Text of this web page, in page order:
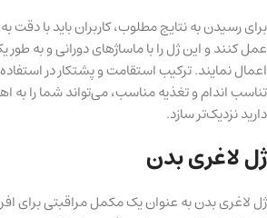
برای رسیدن به نتایج مطلوب، کاربران باید با
عمل کنند و این ژل را با ماساژهای دورانی و به
اعمال نمایند. ترکیب استقامت و پشتکار در
تناسب اندام و تغذیه مناسب، می‌تواند شما را به
دارید نزدیک‌تر سازد.
ژل لاغری بدن
ژل لاغری بدن به عنوان یک مکمل مراقبتی برای